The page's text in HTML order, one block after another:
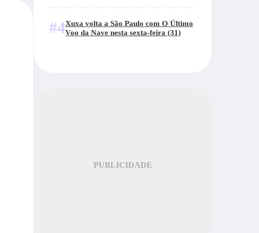
#4Xuxa volta a São Paulo com O Último
Voo da Nave nesta sexta-feira (31)
PUBLICIDADE